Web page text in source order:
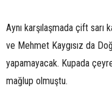
Aynı karşılaşmada çift sarı
ve Mehmet Kaygısız da
yapamayacak. Kupada
mağlup olmuştu.